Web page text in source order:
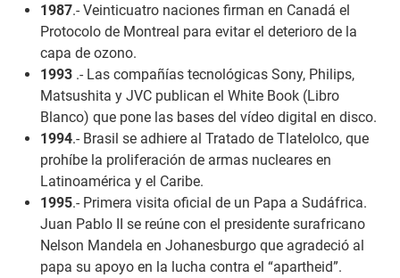
1987.- Veinticuatro naciones firman en Canadá el
Protocolo de Montreal para evitar el deterioro de la
capa de ozono.
1993 .- Las compañías tecnológicas Sony, Philips,
Matsushita y JVC publican el White Book (Libro
Blanco) que pone las bases del vídeo digital en disco.
1994.- Brasil se adhiere al Tratado de Tlatelolco, que
prohíbe la proliferación de armas nucleares en
Latinoamérica y el Caribe.
1995.- Primera visita oficial de un Papa a Sudáfrica.
Juan Pablo II se reúne con el presidente surafricano
Nelson Mandela en Johanesburgo que agradeció al
papa su apoyo en la lucha contra el “apartheid”.